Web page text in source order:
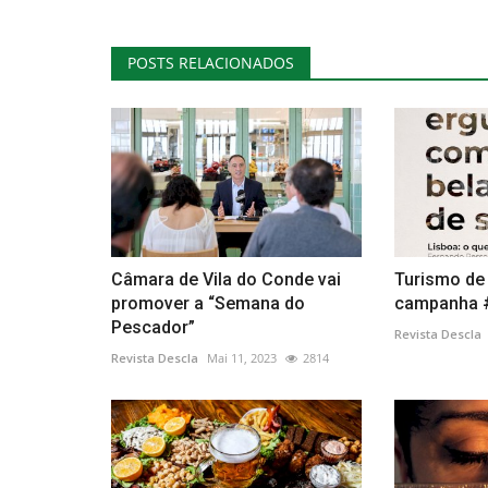
POSTS RELACIONADOS
Câmara de Vila do Conde vai
promover a “Semana do
Pescador”
Revista Descla Mai 11, 2023 2814
Turismo
campanha
Revista Descla
Ambiente
Cascata da Ribeira Grande na
Flores